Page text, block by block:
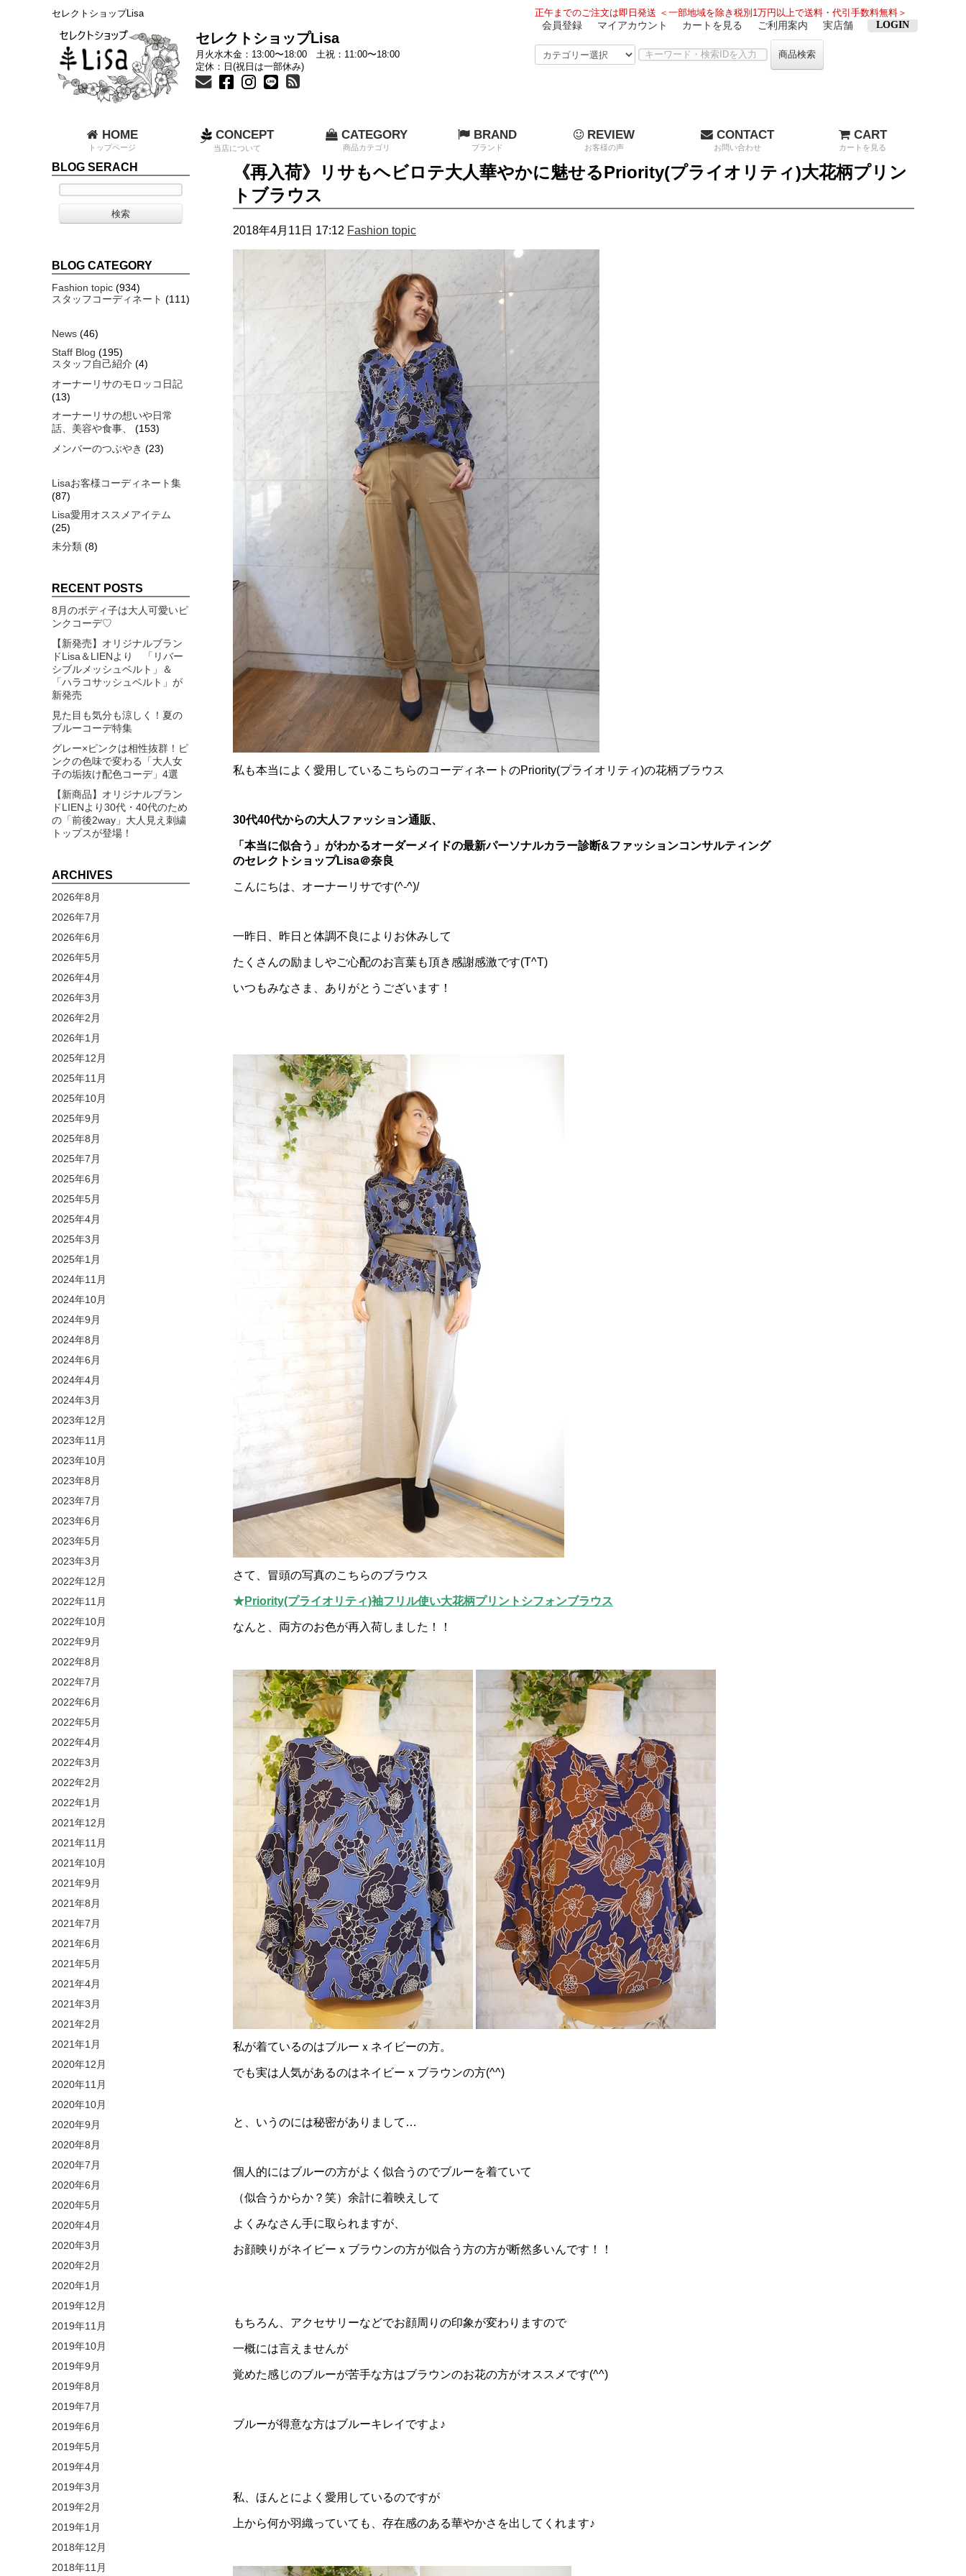
正午までのご注文は即日発送 ＜一部地域を除き税別1万円以上で送料・代引手数料無料＞
会員登録 マイアカウント カートを見る ご利用案内 実店舗 LOGIN
商品検索
セレクトショップLisa
セレクトショップLisa
月火水木金：13:00〜18:00 土祝：11:00〜18:00
定休：日(祝日は一部休み)
HOME
トップページ
CONCEPT
当店について
CATEGORY
商品カテゴリ
BRAND
ブランド
REVIEW
お客様の声
CONTACT
お問い合わせ
CART
カートを見る
《再入荷》リサもヘビロテ大人華やかに魅せるPriority(プライオリティ)大花柄プリン
トブラウス
2018年4月11日 17:12 Fashion topic
私も本当によく愛用しているこちらのコーディネートのPriority(プライオリティ)の花柄ブラウス
30代40代からの大人ファッション通販、
「本当に似合う」がわかるオーダーメイドの最新パーソナルカラー診断&ファッションコンサルティング
のセレクトショップLisa＠奈良
こんにちは、オーナーリサです(^-^)/
一昨日、昨日と体調不良によりお休みして
たくさんの励ましやご心配のお言葉も頂き感謝感激です(T^T)
いつもみなさま、ありがとうございます！
さて、冒頭の写真のこちらのブラウス
★Priority(プライオリティ)袖フリル使い大花柄プリントシフォンブラウス
なんと、両方のお色が再入荷しました！！
私が着ているのはブルーｘネイビーの方。
でも実は人気があるのはネイビーｘブラウンの方(^^)
と、いうのには秘密がありまして…
個人的にはブルーの方がよく似合うのでブルーを着ていて
（似合うからか？笑）余計に着映えして
よくみなさん手に取られますが、
お顔映りがネイビーｘブラウンの方が似合う方の方が断然多いんです！！
もちろん、アクセサリーなどでお顔周りの印象が変わりますので
一概には言えませんが
覚めた感じのブルーが苦手な方はブラウンのお花の方がオススメです(^^)
ブルーが得意な方はブルーキレイですよ♪
私、ほんとによく愛用しているのですが
上から何か羽織っていても、存在感のある華やかさを出してくれます♪
BLOG SERACH
BLOG CATEGORY
Fashion topic (934)
スタッフコーディネート (111)
News (46)
Staff Blog (195)
スタッフ自己紹介 (4)
オーナーリサのモロッコ日記
(13)
オーナーリサの想いや日常
話、美容や食事、
(153)
メンバーのつぶやき (23)
Lisaお客様コーディネート集
(87)
Lisa愛用オススメアイテム
(25)
未分類 (8)
RECENT POSTS
8月のボディ子は大人可愛いピ
ンクコーデ♡
【新発売】オリジナルブラン
ドLisa＆LIENより 「リバー
シブルメッシュベルト」＆
「ハラコサッシュベルト」が
新発売
見た目も気分も涼しく！夏の
ブルーコーデ特集
グレー×ピンクは相性抜群！ピ
ンクの色味で変わる「大人女
子の垢抜け配色コーデ」4選
【新商品】オリジナルブラン
ドLIENより30代・40代のため
の「前後2way」大人見え刺繍
トップスが登場！
ARCHIVES
2026年8月
2026年7月
2026年6月
2026年5月
2026年4月
2026年3月
2026年2月
2026年1月
2025年12月
2025年11月
2025年10月
2025年9月
2025年8月
2025年7月
2025年6月
2025年5月
2025年4月
2025年3月
2025年1月
2024年11月
2024年10月
2024年9月
2024年8月
2024年6月
2024年4月
2024年3月
2023年12月
2023年11月
2023年10月
2023年8月
2023年7月
2023年6月
2023年5月
2023年3月
2022年12月
2022年11月
2022年10月
2022年9月
2022年8月
2022年7月
2022年6月
2022年5月
2022年4月
2022年3月
2022年2月
2022年1月
2021年12月
2021年11月
2021年10月
2021年9月
2021年8月
2021年7月
2021年6月
2021年5月
2021年4月
2021年3月
2021年2月
2021年1月
2020年12月
2020年11月
2020年10月
2020年9月
2020年8月
2020年7月
2020年6月
2020年5月
2020年4月
2020年3月
2020年2月
2020年1月
2019年12月
2019年11月
2019年10月
2019年9月
2019年8月
2019年7月
2019年6月
2019年5月
2019年4月
2019年3月
2019年2月
2019年1月
2018年12月
2018年11月